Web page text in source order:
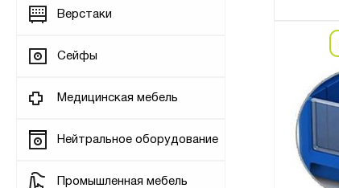
Верстаки
Сейфы
Медицинская мебель
Нейтральное оборудование
Промышленная мебель